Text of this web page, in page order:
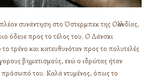
συνάντηση στο Όστερμπεκ της Ολλανδίας,
όδευε προς το τέλος του. Ο Λάνσκι
τρένο και κατευθυνόταν προς το πολυτελές
βηματισμούς, ενώ ο ιδρώτας ήταν
πρόσωπό του. Καλά ντυμένος, όπως το